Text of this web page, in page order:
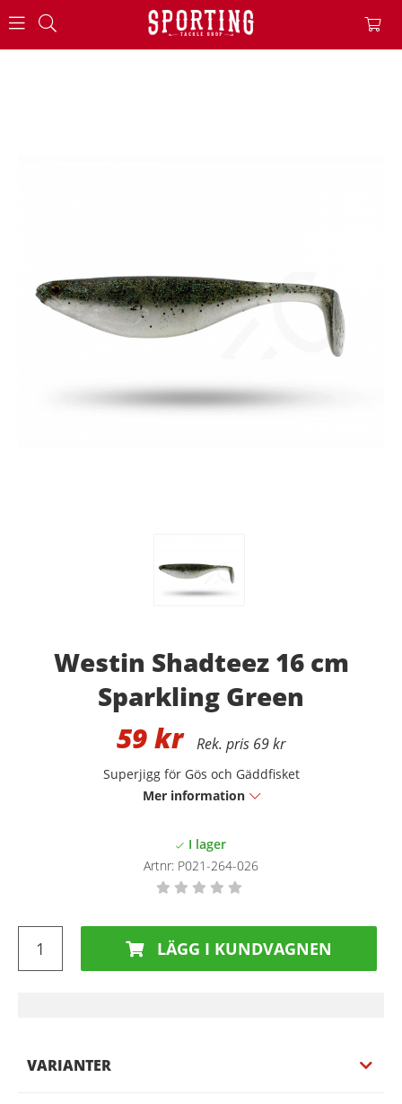
Westin Shadteez 16 cm
Sparkling Green
59kr 69 kr
Superjigg för Gös och Gäddfisket
Mer information
Artnr: P021-264-026
LÄGG I KUNDVAGNEN
VARIANTER